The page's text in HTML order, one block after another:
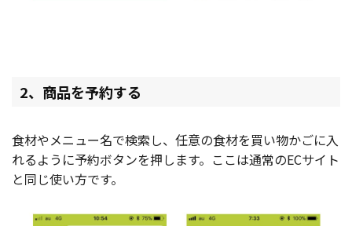
2、商品を予約する
食材やメニュー名で検索し、任意の食材を買い物かごに入
れるように予約ボタンを押します。ここは通常のECサイト
と同じ使い方です。